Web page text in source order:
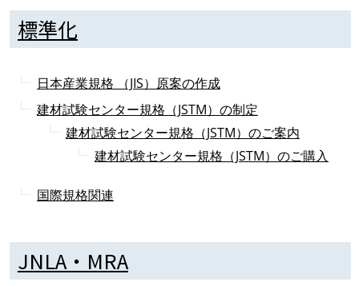
標準化
日本産業規格 （JIS）原案の作成
建材試験センター規格（JSTM）の制定
建材試験センター規格（JSTM）のご案内
建材試験センター規格（JSTM）のご購入
国際規格関連
JNLA・MRA